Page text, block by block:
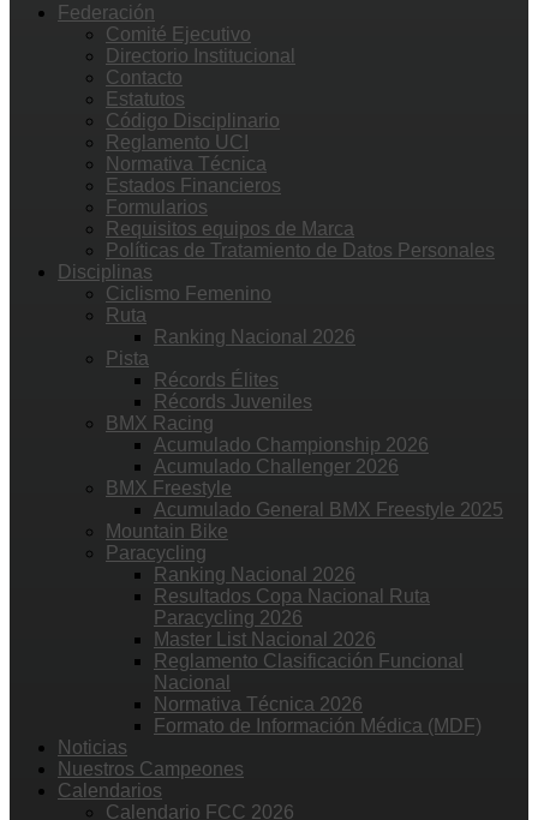
Federación
Comité Ejecutivo
Directorio Institucional
Contacto
Estatutos
Código Disciplinario
Reglamento UCI
Normativa Técnica
Estados Financieros
Formularios
Requisitos equipos de Marca
Políticas de Tratamiento de Datos Personales
Disciplinas
Ciclismo Femenino
Ruta
Ranking Nacional 2026
Pista
Récords Élites
Récords Juveniles
BMX Racing
Acumulado Championship 2026
Acumulado Challenger 2026
BMX Freestyle
Acumulado General BMX Freestyle 2025
Mountain Bike
Paracycling
Ranking Nacional 2026
Resultados Copa Nacional Ruta
Paracycling 2026
Master List Nacional 2026
Reglamento Clasificación Funcional
Nacional
Normativa Técnica 2026
Formato de Información Médica (MDF)
Noticias
Nuestros Campeones
Calendarios
Calendario FCC 2026